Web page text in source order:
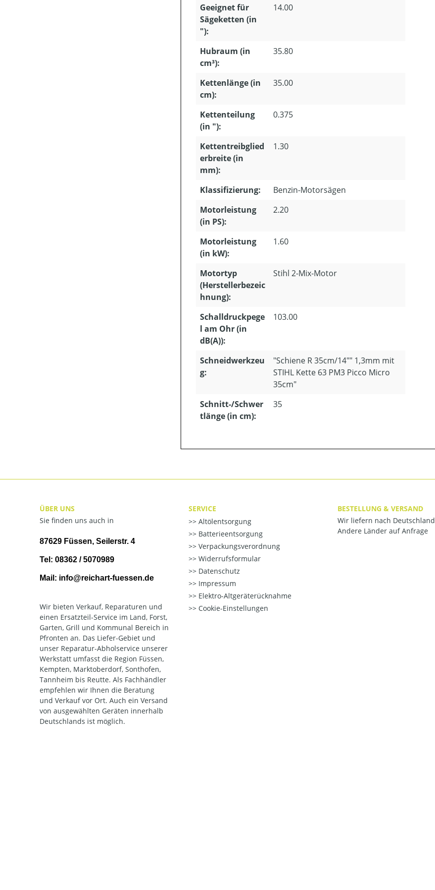
Geeignet für
Sägeketten (in
"):
14.00
Hubraum (in
cm³):
35.80
Kettenlänge (in
cm):
35.00
Kettenteilung
(in "):
0.375
Kettentreibglied
erbreite (in
mm):
1.30
Klassifizierung:
Benzin-Motorsägen
Motorleistung
(in PS):
2.20
Motorleistung
(in kW):
1.60
Motortyp
(Herstellerbezeic
hnung):
Stihl 2-Mix-Motor
Schalldruckpege
l am Ohr (in
dB(A)):
103.00
Schneidwerkzeu
g:
"Schiene R 35cm/14"" 1,3mm mit
STIHL Kette 63 PM3 Picco Micro
35cm"
Schnitt-/Schwer
tlänge (in cm):
35
ÜBER UNS
Sie finden uns auch in
87629 Füssen, Seilerstr. 4
Tel: 08362 / 5070989
Mail: info@reichart-fuessen.de
Wir bieten Verkauf, Reparaturen und
einen Ersatzteil-Service im Land, Forst,
Garten, Grill und Kommunal Bereich in
Pfronten an. Das Liefer-Gebiet und
unser Reparatur-Abholservice unserer
Werkstatt umfasst die Region Füssen,
Kempten, Marktoberdorf, Sonthofen,
Tannheim bis Reutte. Als Fachhändler
empfehlen wir Ihnen die Beratung
und Verkauf vor Ort. Auch ein Versand
von ausgewählten Geräten innerhalb
Deutschlands ist möglich.
SERVICE
Altölentsorgung
Batterieentsorgung
Verpackungsverordnung
Widerrufsformular
Datenschutz
Impressum
Elektro-Altgeräterücknahme
Cookie-Einstellungen
BESTELLUNG & VERSAND
Wir liefern nach Deutschland
Andere Länder auf Anfrage